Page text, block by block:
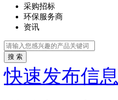
采购招标
环保服务商
资讯
搜 索
快速发布信息